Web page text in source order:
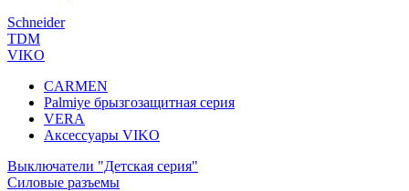
Schneider
TDM
VIKO
CARMEN
Palmiye брызгозащитная серия
VERA
Аксессуары VIKO
Выключатели "Детская серия"
Силовые разъемы